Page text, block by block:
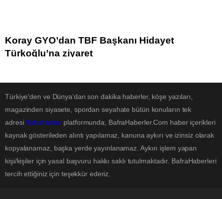
Koray GYO’dan TBF Başkanı Hidayet
Türkoğlu’na ziyaret
Türkiye'den ve Dünya’dan son dakika haberler, köşe yazıları,
magazinden siyasete, spordan seyahate bütün konuların tek
adresi BafraHaber platformunda; BafraHaberler.Com haber içerikleri
kaynak gösterileden alıntı yapılamaz, kanuna aykırı ve izinsiz olarak
kopyalanamaz, başka yerde yayınlanamaz. Aykırı işlem yapan
kişi/kişiler için yasal başvuru hakkı saklı tutulmaktadır. BafraHaberleri
tercih ettiğiniz için teşekkür ederiz.